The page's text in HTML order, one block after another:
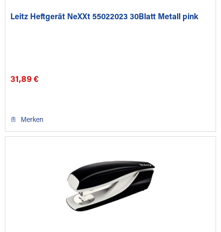
Leitz Heftgerät NeXXt 55022023 30Blatt Metall pink
31,89 €
Merken